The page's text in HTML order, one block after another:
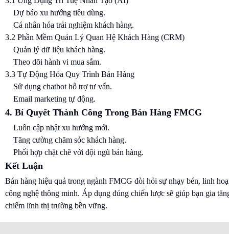
Dự báo xu hướng tiêu dùng.
Cá nhân hóa trải nghiệm khách hàng.
3.2 Phần Mềm Quản Lý Quan Hệ Khách Hàng (CRM)
Quản lý dữ liệu khách hàng.
Theo dõi hành vi mua sắm.
3.3 Tự Động Hóa Quy Trình Bán Hàng
Sử dụng chatbot hỗ trợ tư vấn.
Email marketing tự động.
4. Bí Quyết Thành Công Trong Bán Hàng FMCG
Luôn cập nhật xu hướng mới.
Tăng cường chăm sóc khách hàng.
Phối hợp chặt chẽ với đội ngũ bán hàng.
Kết Luận
Bán hàng hiệu quả trong ngành FMCG đòi hỏi sự nhạy bén, linh
công nghệ thông minh. Áp dụng đúng chiến lược sẽ giúp bạn gia
chiếm lĩnh thị trường bền vững.